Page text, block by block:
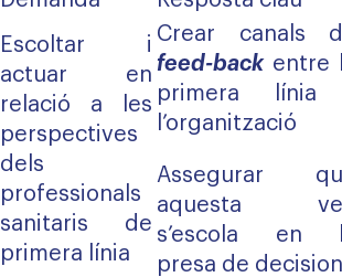
Escoltar i
actuar en
relació a les
perspectives
dels
professionals
sanitaris de
primera línia
Crear canals
feed-backentre
primera
l’organització
Assegurar
aquesta
s’escola en
presa de